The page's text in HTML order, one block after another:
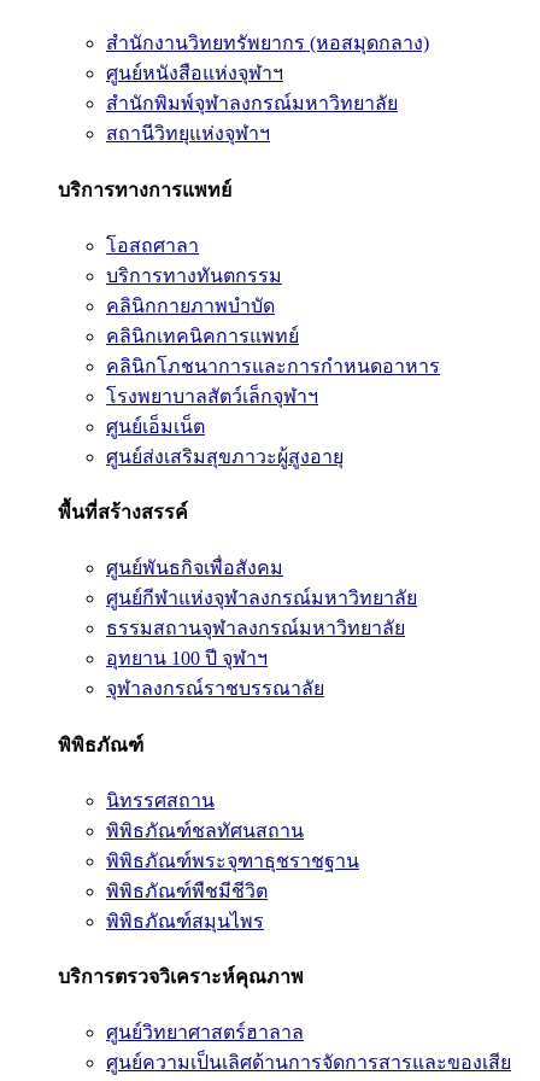
สำนักงานวิทยทรัพยากร (หอสมุดกลาง)
ศูนย์หนังสือแห่งจุฬาฯ
สำนักพิมพ์จุฬาลงกรณ์มหาวิทยาลัย
สถานีวิทยุแห่งจุฬาฯ
บริการทางการแพทย์
โอสถศาลา
บริการทางทันตกรรม
คลินิกกายภาพบำบัด
คลินิกเทคนิคการแพทย์
คลินิกโภชนาการและการกำหนดอาหาร
โรงพยาบาลสัตว์เล็กจุฬาฯ
ศูนย์เอ็มเน็ต
ศูนย์ส่งเสริมสุขภาวะผู้สูงอายุ
พื้นที่สร้างสรรค์
ศูนย์พันธกิจเพื่อสังคม
ศูนย์กีฬาแห่งจุฬาลงกรณ์มหาวิทยาลัย
ธรรมสถานจุฬาลงกรณ์มหาวิทยาลัย
อุทยาน 100 ปี จุฬาฯ
จุฬาลงกรณ์ราชบรรณาลัย
พิพิธภัณฑ์
นิทรรศสถาน
พิพิธภัณฑ์ชลทัศนสถาน
พิพิธภัณฑ์พระจุฑาธุชราชฐาน
พิพิธภัณฑ์พืชมีชีวิต
พิพิธภัณฑ์สมุนไพร
บริการตรวจวิเคราะห์คุณภาพ
ศูนย์วิทยาศาสตร์ฮาลาล
ศูนย์ความเป็นเลิศด้านการจัดการสารและของเสีย